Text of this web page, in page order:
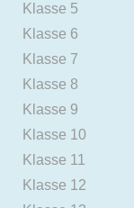
Klasse 5
Klasse 6
Klasse 7
Klasse 8
Klasse 9
Klasse 10
Klasse 11
Klasse 12